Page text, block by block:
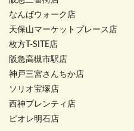
なんばウォーク店
天保山マーケットプレース店
枚方T-SITE店
阪急高槻市駅店
神戸三宮さんちか店
ソリオ宝塚店
西神プレンティ店
ピオレ明石店